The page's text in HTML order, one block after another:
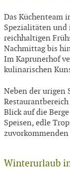
Das Küchenteam
Spezialitäten
reichhaltigen
Nachmittag bis
Im Kaprunerhof
kulinarischen
Neben der urigen
Blick auf die
Speisen, edle
zuvorkommenden
Winterurlaub